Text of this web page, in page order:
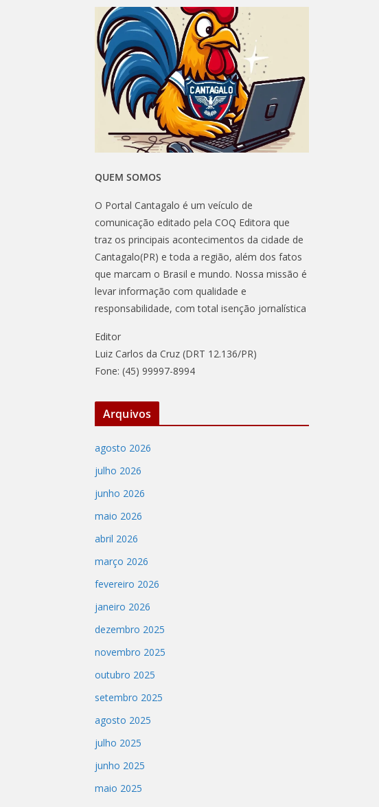
QUEM SOMOS
O Portal Cantagalo é um veículo de
comunicação editado pela COQ Editora que
traz os principais acontecimentos da cidade de
Cantagalo(PR) e toda a região, além dos fatos
que marcam o Brasil e mundo. Nossa missão é
levar informação com qualidade e
responsabilidade, com total isenção jornalística
Editor
Luiz Carlos da Cruz (DRT 12.136/PR)
Fone: (45) 99997-8994
Arquivos
agosto 2026
julho 2026
junho 2026
maio 2026
abril 2026
março 2026
fevereiro 2026
janeiro 2026
dezembro 2025
novembro 2025
outubro 2025
setembro 2025
agosto 2025
julho 2025
junho 2025
maio 2025